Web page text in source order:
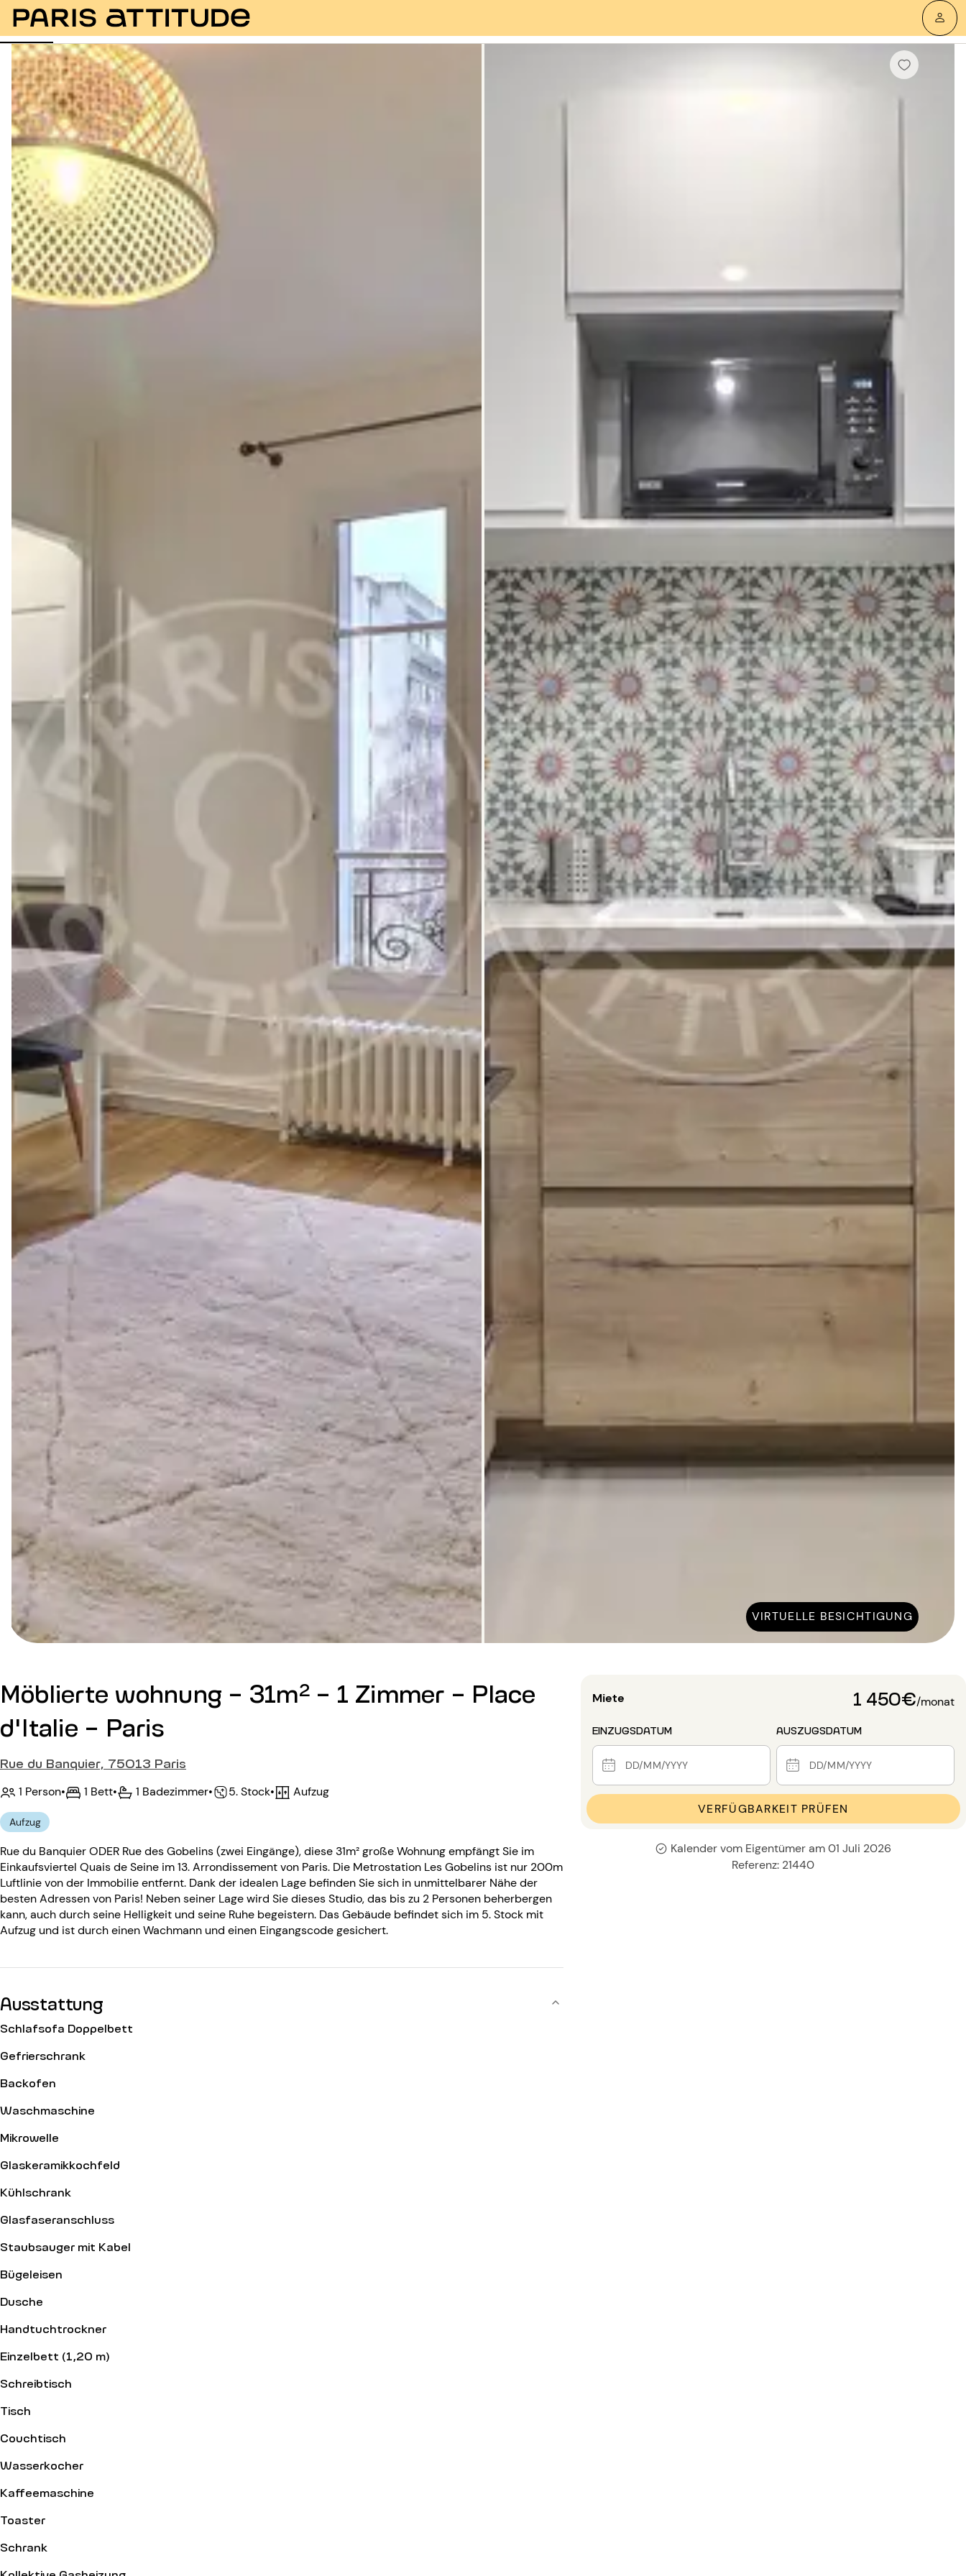
Fotos Beschreibung Ausstattung Zimmer
VIRTUELLE BESICHTIGUNG
Möblierte wohnung - 31m² - 1 Zimmer - Place
d'Italie - Paris
Rue du Banquier, 75013 Paris
1 Person• 1 Bett• 1 Badezimmer• 5. Stock• Aufzug
Aufzug
Rue du Banquier ODER Rue des Gobelins (zwei Eingänge), diese 31m² große Wohnung empfängt Sie im
Einkaufsviertel Quais de Seine im 13. Arrondissement von Paris. Die Metrostation Les Gobelins ist nur 200m
Luftlinie von der Immobilie entfernt. Dank der idealen Lage befinden Sie sich in unmittelbarer Nähe der
besten Adressen von Paris! Neben seiner Lage wird Sie dieses Studio, das bis zu 2 Personen beherbergen
kann, auch durch seine Helligkeit und seine Ruhe begeistern. Das Gebäude befindet sich im 5. Stock mit
Aufzug und ist durch einen Wachmann und einen Eingangscode gesichert.
Ausstattung
Schlafsofa Doppelbett
Gefrierschrank
Backofen
Waschmaschine
Mikrowelle
Glaskeramikkochfeld
Kühlschrank
Glasfaseranschluss
Staubsauger mit Kabel
Bügeleisen
Dusche
Handtuchtrockner
Einzelbett (1,20 m)
Schreibtisch
Tisch
Couchtisch
Wasserkocher
Kaffeemaschine
Toaster
Schrank
Miete 1 450€/monat
EINZUGSDATUM AUSZUGSDATUM
VERFÜGBARKEIT PRÜFEN
Kalender vom Eigentümer am 01 Juli 2026
Referenz: 21440